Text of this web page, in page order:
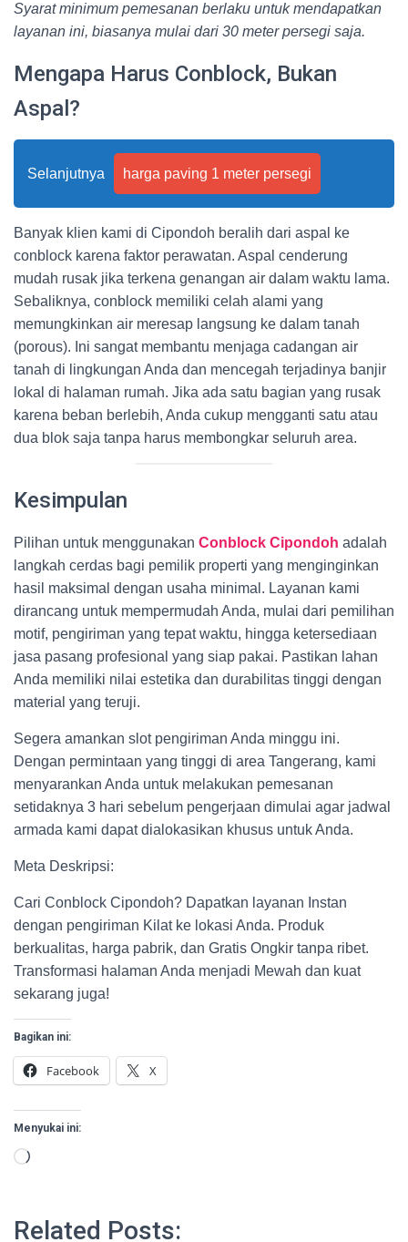
Syarat minimum pemesanan berlaku untuk mendapatkan
layanan ini, biasanya mulai dari 30 meter persegi saja.
Mengapa Harus Conblock, Bukan
Aspal?
Selanjutnya harga paving 1 meter persegi
Banyak klien kami di Cipondoh beralih dari aspal ke
conblock karena faktor perawatan. Aspal cenderung
mudah rusak jika terkena genangan air dalam waktu lama.
Sebaliknya, conblock memiliki celah alami yang
memungkinkan air meresap langsung ke dalam tanah
(porous). Ini sangat membantu menjaga cadangan air
tanah di lingkungan Anda dan mencegah terjadinya banjir
lokal di halaman rumah. Jika ada satu bagian yang rusak
karena beban berlebih, Anda cukup mengganti satu atau
dua blok saja tanpa harus membongkar seluruh area.
Kesimpulan
Pilihan untuk menggunakan Conblock Cipondoh adalah
langkah cerdas bagi pemilik properti yang menginginkan
hasil maksimal dengan usaha minimal. Layanan kami
dirancang untuk mempermudah Anda, mulai dari pemilihan
motif, pengiriman yang tepat waktu, hingga ketersediaan
jasa pasang profesional yang siap pakai. Pastikan lahan
Anda memiliki nilai estetika dan durabilitas tinggi dengan
material yang teruji.
Segera amankan slot pengiriman Anda minggu ini.
Dengan permintaan yang tinggi di area Tangerang, kami
menyarankan Anda untuk melakukan pemesanan
setidaknya 3 hari sebelum pengerjaan dimulai agar jadwal
armada kami dapat dialokasikan khusus untuk Anda.
Meta Deskripsi:
Cari Conblock Cipondoh? Dapatkan layanan Instan
dengan pengiriman Kilat ke lokasi Anda. Produk
berkualitas, harga pabrik, dan Gratis Ongkir tanpa ribet.
Transformasi halaman Anda menjadi Mewah dan kuat
sekarang juga!
Bagikan ini:
Facebook X
Menyukai ini:
Memuat...
Related Posts: